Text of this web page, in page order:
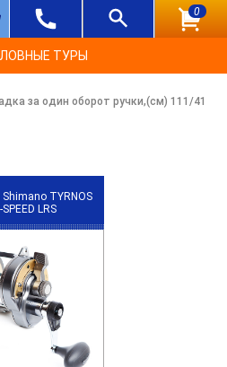
0
ТУРЫ
за один оборот ручки,(см) 111/41
Shimano TYRNOS
LRS